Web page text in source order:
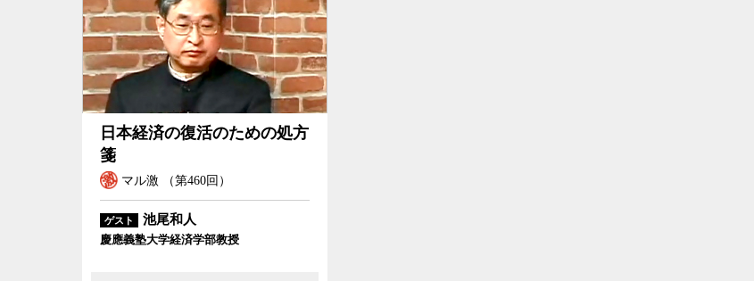
日本経済の復活のための処方
箋
マル激 （第460回）
ゲスト 池尾和人
慶應義塾大学経済学部教授